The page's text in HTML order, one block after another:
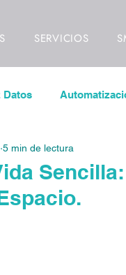
SERVICIOS
Datos
Pantallas LED
Videovigilancia
5 min de lectura